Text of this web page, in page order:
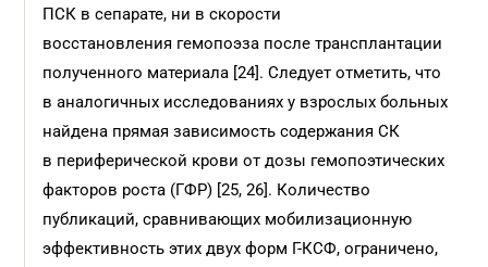
ПСК в сепарате, ни в скорости
восстановления гемопоэза после трансплантации
полученного материала [24]. Следует отметить, что
в аналогичных исследованиях у взрослых больных
найдена прямая зависимость содержания СК
в периферической крови от дозы гемопоэтических
факторов роста (ГФР) [25, 26]. Количество
публикаций, сравнивающих мобилизационную
эффективность этих двух форм Г-КСФ, ограничено,